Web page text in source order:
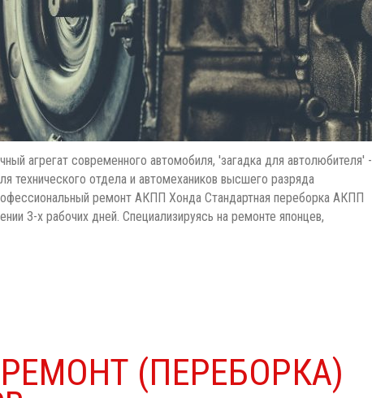
агрегат современного автомобиля, 'загадка для автолюбителя' -
отдела и автомехаников высшего разряда
ремонт АКПП Хонда Стандартная переборка АКПП
3-х рабочих дней. Специализируясь на ремонте японцев,
РЕМОНТ (ПЕРЕБОРКА)